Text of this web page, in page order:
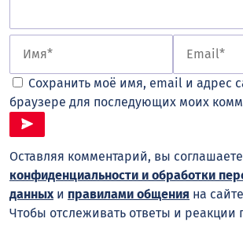
Сохранить моё имя, email и адрес
браузере для последующих моих
Оставляя комментарий, вы
конфиденциальности и обработки
данных и правилами общения на
Чтобы отслеживать ответы и реакции